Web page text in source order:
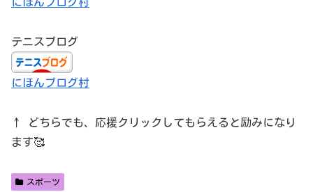
テニスブログ
にほんブログ村
↑ どちらでも、応援クリックしてもらえると励みになり
ます🥰
スポーツ